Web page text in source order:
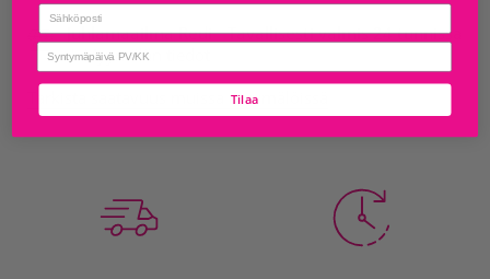
Juhlamaailma Redi
Myymälän tiedot
Tavallisesti valmis 24 tunnissa
Tarkista saatavuus muissa myymälöissä
Email
birthday
Tilaa